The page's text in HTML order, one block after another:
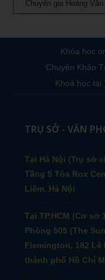
Chuyên gia Hoàng Văn
Khóa học
Chuyên Khảo
Khoá học tại
TRỤ SỞ - VĂN
Tại Hà Nội (Trụ sở
Tầng 5 Tòa Rox
Liêm, Hà Nội
Tại TP.HCM (Cơ sở
Phòng 505 (The
Flemington, 182
thành phố Hồ Chí